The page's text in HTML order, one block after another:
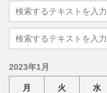
2023年1月
月 火 水